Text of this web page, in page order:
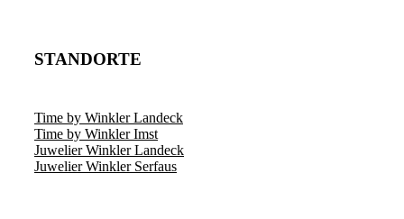
STANDORTE
Time by Winkler Landeck
Time by Winkler Imst
Juwelier Winkler Landeck
Juwelier Winkler Serfaus